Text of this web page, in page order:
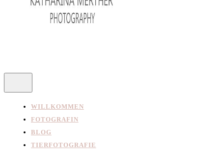
WILLKOMMEN
FOTOGRAFIN
BLOG
TIERFOTOGRAFIE